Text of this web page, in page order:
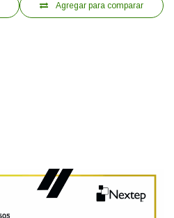
Agregar para comparar